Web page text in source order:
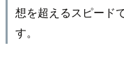
想を超えるスピード
す。